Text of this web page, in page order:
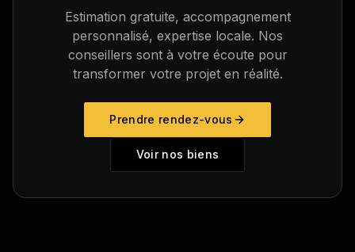
Estimation gratuite, accompagnement
personnalisé, expertise locale. Nos
conseillers sont à votre écoute pour
transformer votre projet en réalité.
Prendre rendez-vous
Voir nos biens